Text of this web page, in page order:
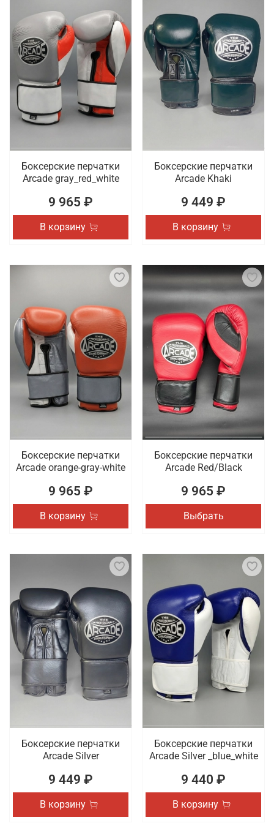
Боксерские перчатки
Arcade gray_red_white
9 965 ₽
В корзину
Боксерские перчатки
Arcade Khaki
9 449 ₽
В корзину
Боксерские перчатки
Arcade orange-gray-white
9 965 ₽
В корзину
Боксерские перчатки
Arcade Red/Black
9 965 ₽
Выбрать
Боксерские перчатки
Arcade Silver
9 449 ₽
В корзину
Боксерские перчатки
Arcade Silver _blue_white
9 440 ₽
В корзину